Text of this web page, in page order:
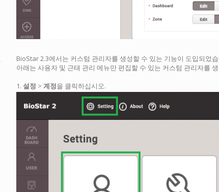
BioStar 2.3에서는 커스텀 관리자를 생성할 수 있는 기능이 도입되었
아래는 사용자 및 근태 관리 메뉴만 편집할 수 있는 커스텀 관리자를
1. 설정 > 계정을 클릭하십시오.